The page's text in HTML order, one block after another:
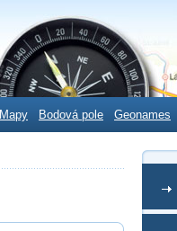
Mapy Bodová pole Geonames